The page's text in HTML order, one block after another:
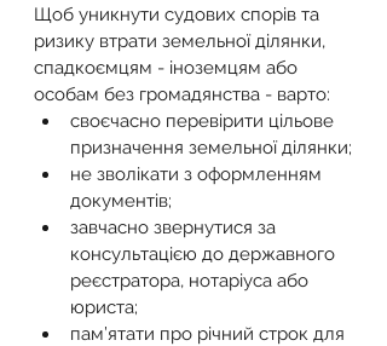
Щоб уникнути судових спорів та
ризику втрати земельної ділянки,
спадкоємцям - іноземцям або
особам без громадянства - варто:
своєчасно перевірити цільове
призначення земельної ділянки;
не зволікати з оформленням
документів;
завчасно звернутися за
консультацією до державного
реєстратора, нотаріуса або
юриста;
пам’ятати про річний строк для